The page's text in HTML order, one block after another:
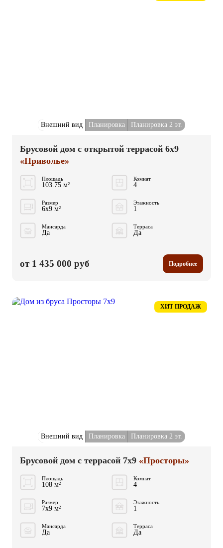
Внешний вид Планировка Планировка 2 эт.
Брусовой дом с открытой террасой 6x9
«Приволье»
Площадь
103.75 м²
Комнат
4
Размер
6x9 м²
Этажность
1
Мансарда
Да
Терраса
Да
от 1 435 000 руб Подробнее
ХИТ ПРОДАЖ
Внешний вид Планировка Планировка 2 эт.
Брусовой дом с террасой 7x9 «Просторы»
Площадь
108 м²
Комнат
4
Размер
7x9 м²
Этажность
1
Мансарда
Да
Терраса
Да